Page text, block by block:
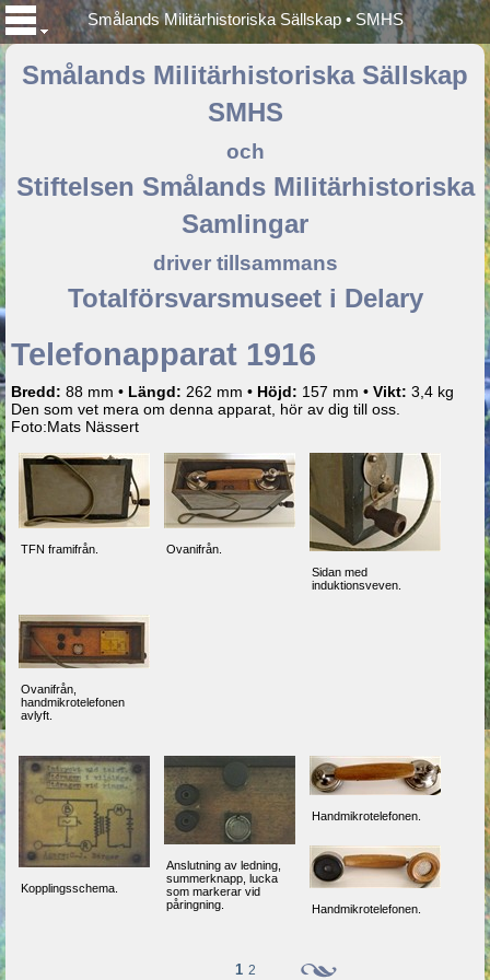
Smålands Militärhistoriska Sällskap • SMHS
Smålands Militärhistoriska Sällskap
SMHS
och
Stiftelsen Smålands Militärhistoriska
Samlingar
driver tillsammans
Totalförsvarsmuseet i Delary
Telefonapparat 1916
Bredd: 88 mm • Längd: 262 mm • Höjd: 157 mm • Vikt: 3,4 kg
Den som vet mera om denna apparat, hör av dig till oss.
Foto:Mats Nässert
TFN framifrån.
Ovanifrån.
Sidan med
induktionsveven.
Ovanifrån,
handmikrotelefonen
avlyft.
Kopplingsschema.
Anslutning av ledning,
summerknapp, lucka
som markerar vid
påringning.
Handmikrotelefonen.
Handmikrotelefonen.
1 2